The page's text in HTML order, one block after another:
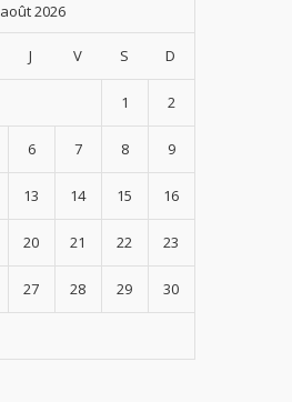
août 2026
J V S D
1 2
6 7 8 9
13 14 15 16
20 21 22 23
27 28 29 30